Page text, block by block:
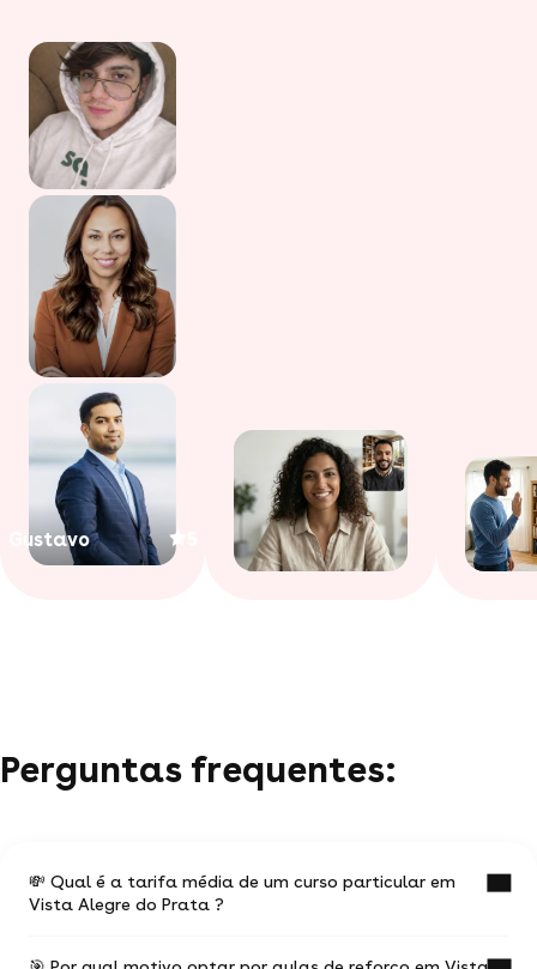
Gustavo
Perguntas frequentes:
💸 Qual é a tarifa média de um curso particular em
Vista Alegre do Prata ?